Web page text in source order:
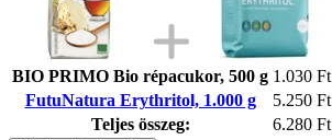
BIO PRIMO Bio répacukor, 500 g 1.030 Ft
FutuNatura Erythritol, 1.000 g
5.250 Ft
Teljes összeg:
6.280 Ft